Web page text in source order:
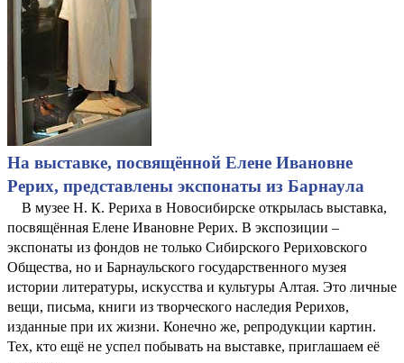
На выставке, посвящённой Елене Ивановне
Рерих, представлены экспонаты из Барнаула
В музее Н. К. Рериха в Новосибирске открылась выставка,
посвящённая Елене Ивановне Рерих. В экспозиции –
экспонаты из фондов не только Сибирского Рериховского
Общества, но и Барнаульского государственного музея
истории литературы, искусства и культуры Алтая. Это личные
вещи, письма, книги из творческого наследия Рерихов,
изданные при их жизни. Конечно же, репродукции картин.
Тех, кто ещё не успел побывать на выставке, приглашаем её